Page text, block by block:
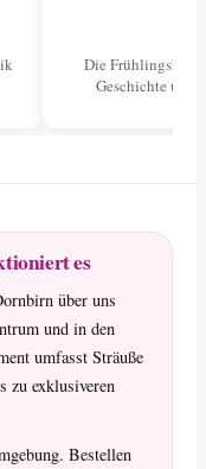
Die
Geschichte und
es
über uns
und in den
umfasst Sträuße
zu exklusiveren
Bestellen